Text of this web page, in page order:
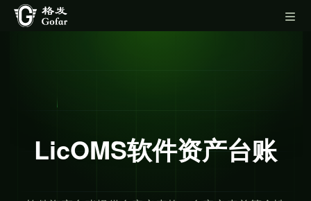
LicOMS软件资产台账